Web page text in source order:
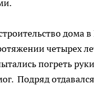
дома
четырех
погреть
Подряд